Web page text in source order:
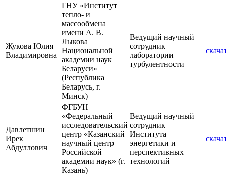
Жукова Юлия
Владимировна
ГНУ «Институт
тепло- и
массообмена
имени А. В.
Лыкова
Национальной
академии наук
Беларуси»
(Республика
Беларусь, г.
Минск)
Ведущий научный
сотрудник
лаборатории
турбулентности
Давлетшин
Ирек
Абдуллович
ФГБУН
«Федеральный
исследовательский
центр «Казанский
научный центр
Российской
академии наук» (г.
Казань)
Ведущий научный
сотрудник
Института
энергетики и
перспективных
технологий